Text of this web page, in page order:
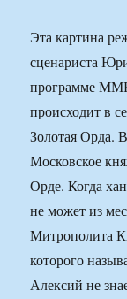
Эта картина
сценариста
программе
происходит в
Золотая Орда.
Московское
Орде. Когда
не может из
Митрополита
которого
Алексий не